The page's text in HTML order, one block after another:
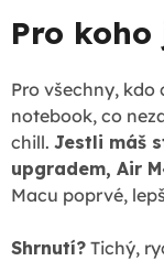
Pro koho
Pro všechny,
notebook, co
chill. Jestli máš
upgradem, Air
Macu poprvé,
Shrnutí? Tichý,